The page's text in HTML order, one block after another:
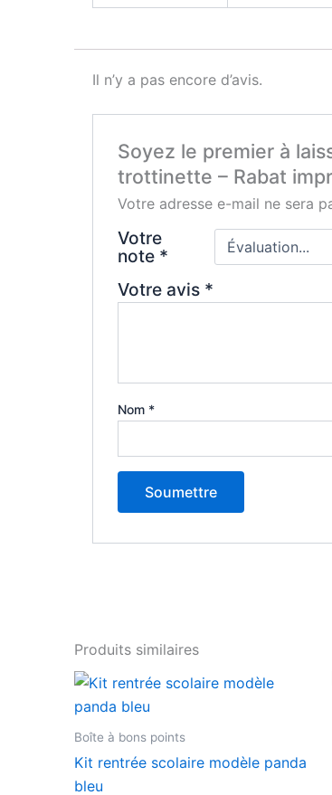
Il n’y a pas encore d’avis.
Soyez le premier à
trottinette – Rabat
Votre adresse e-mail ne sera
Votre
note *
Votre avis *
Nom *
Produits similaires
Boîte à bons points
Kit rentrée scolaire modèle panda
bleu
Plage
de
à
22,00 €
Ce
variations.